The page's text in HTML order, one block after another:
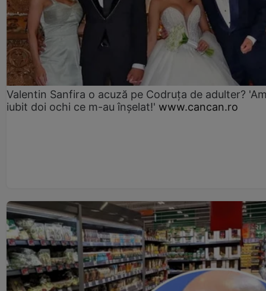
Valentin Sanfira o acuză pe Codruța de adulter?
iubit doi ochi ce m-au înșelat!' www.cancan.ro